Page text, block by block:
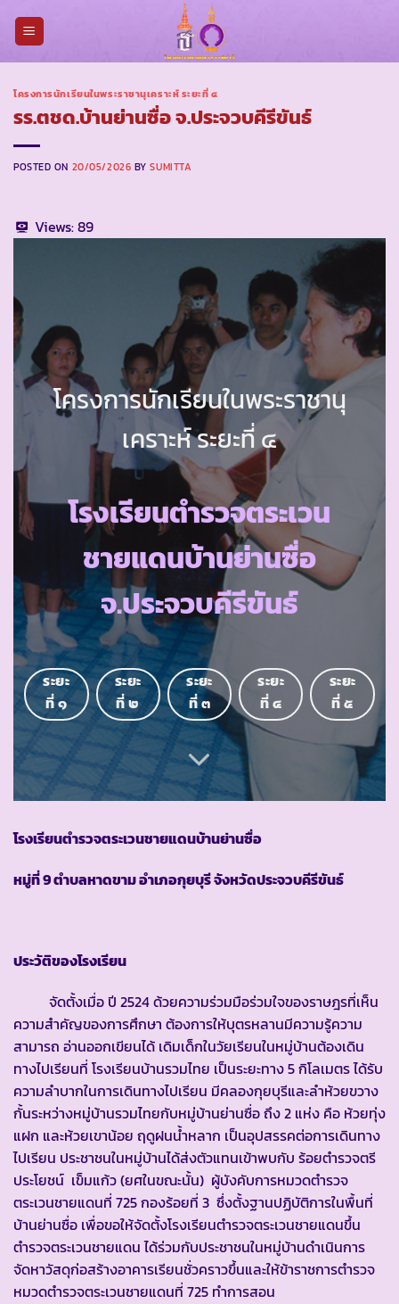
โครงการนักเรียนในพระราชานุเคราะห์ ระยะที่ ๔
รร.ตชด.บ้านย่านซื่อ จ.ประจวบคีรีขันธ์
POSTED ON 20/05/2026 BYSUMITTA
Views:89
โครงการนักเรียนในพระราชานุ
เคราะห์ ระยะที่ ๔
โรงเรียนตำรวจตระเวน
ชายแดนบ้านย่านซื่อ
จ.ประจวบคีรีขันธ์
ระยะ
ที่ ๑
ระยะ
ที่ ๒
ระยะ
ที่ ๓
ระยะ
ที่ ๔
ระยะ
ที่ ๕
โรงเรียนตำรวจตระเวนชายแดนบ้านย่านซื่อ
หมู่ที่ 9 ตำบลหาดขาม อำเภอกุยบุรี จังหวัดประจวบคีรีขันธ์
ประวัติของโรงเรียน
จัดตั้งเมื่อ ปี 2524 ด้วยความร่วมมือร่วมใจของราษฎรที่เห็น
ความสำคัญของการศึกษา ต้องการให้บุตรหลานมีความรู้ความ
สามารถ อ่านออกเขียนได้ เดิมเด็กในวัยเรียนในหมู่บ้านต้องเดิน
ทางไปเรียนที่ โรงเรียนบ้านรวมไทย เป็นระยะทาง 5 กิโลเมตร ได้รับ
ความลำบากในการเดินทางไปเรียน มีคลองกุยบุรีและลำห้วยขวาง
กั้นระหว่างหมู่บ้านรวมไทยกับหมู่บ้านย่านซื่อ ถึง 2 แห่ง คือ ห้วยทุ่ง
แฝก และห้วยเขาน้อย ฤดูฝนน้ำหลาก เป็นอุปสรรคต่อการเดินทาง
ไปเรียน ประชาชนในหมู่บ้านได้ส่งตัวแทนเข้าพบกับ ร้อยตำรวจตรี
ประโยชน์ เข็มแก้ว (ยศในขณะนั้น) ผู้บังคับการหมวดตำรวจ
ตระเวนชายแดนที่ 725 กองร้อยที่ 3 ซึ่งตั้งฐานปฏิบัติการในพื้นที่
บ้านย่านซื่อ เพื่อขอให้จัดตั้งโรงเรียนตำรวจตระเวนชายแดนขึ้น
ตำรวจตระเวนชายแดน ได้ร่วมกับประชาชนในหมู่บ้านดำเนินการ
จัดหาวัสดุก่อสร้างอาคารเรียนชั่วคราวขึ้นและให้ข้าราชการตำรวจ
หมวดตำรวจตระเวนชายแดนที่ 725 ทำการสอน